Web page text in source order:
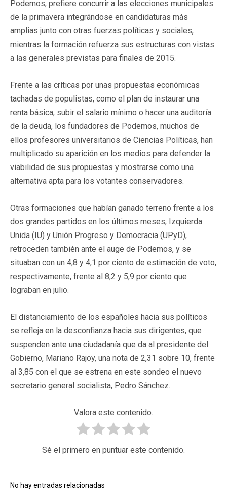
Podemos, prefiere concurrir a las elecciones municipales
de la primavera integrándose en candidaturas más
amplias junto con otras fuerzas políticas y sociales,
mientras la formación refuerza sus estructuras con vistas
a las generales previstas para finales de 2015.
Frente a las críticas por unas propuestas económicas
tachadas de populistas, como el plan de instaurar una
renta básica, subir el salario mínimo o hacer una auditoría
de la deuda, los fundadores de Podemos, muchos de
ellos profesores universitarios de Ciencias Políticas, han
multiplicado su aparición en los medios para defender la
viabilidad de sus propuestas y mostrarse como una
alternativa apta para los votantes conservadores.
Otras formaciones que habían ganado terreno frente a los
dos grandes partidos en los últimos meses, Izquierda
Unida (IU) y Unión Progreso y Democracia (UPyD),
retroceden también ante el auge de Podemos, y se
situaban con un 4,8 y 4,1 por ciento de estimación de voto,
respectivamente, frente al 8,2 y 5,9 por ciento que
lograban en julio.
El distanciamiento de los españoles hacia sus políticos
se refleja en la desconfianza hacia sus dirigentes, que
suspenden ante una ciudadanía que da al presidente del
Gobierno, Mariano Rajoy, una nota de 2,31 sobre 10, frente
al 3,85 con el que se estrena en este sondeo el nuevo
secretario general socialista, Pedro Sánchez.
Valora este contenido.
Sé el primero en puntuar este contenido.
No hay entradas relacionadas